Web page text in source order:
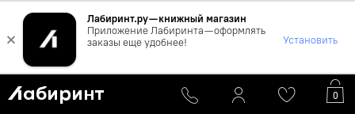
×
Лабиринт.ру — книжный магазин
Приложение Лабиринта — оформлять
заказы еще удобнее!
Установить
0